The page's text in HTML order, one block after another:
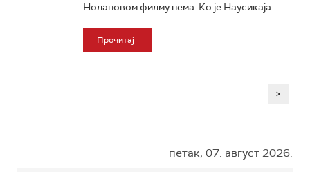
Нолановом филму нема. Ко је Наусикаја...
Прочитај
>
петак, 07. август 2026.